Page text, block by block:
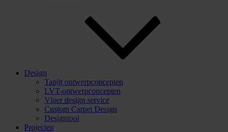
Design
Tapijt ontwerpconcepten
LVT-ontwerpconcepten
Vloer design service
Custom Carpet Design
Designtool
Projecten